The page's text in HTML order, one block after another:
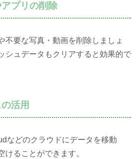
プリの削除
不要な写真・動画を削除しましょ
シュデータもクリアすると効果的で
活用
などのクラウドにデータを移動
けることができます。